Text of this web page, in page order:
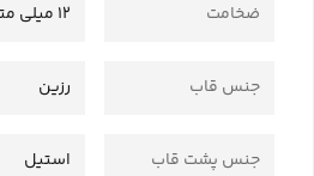
ضخامت 12 میلی متر
جنس قاب رزین
جنس پشت قاب استیل